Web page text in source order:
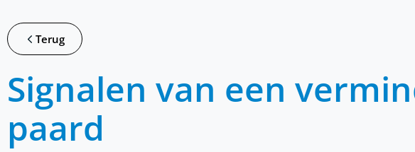
Terug
Signalen van een
paard